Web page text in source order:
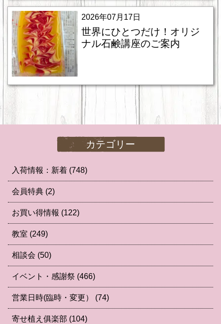
2026年07月17日
世界にひとつだけ！オリジ
ナル石鹸講座のご案内
カテゴリー
入荷情報：新着 (748)
会員特典 (2)
お買い得情報 (122)
教室 (249)
相談会 (50)
イベント・感謝祭 (466)
営業日時(臨時・変更） (74)
寄せ植え俱楽部 (104)